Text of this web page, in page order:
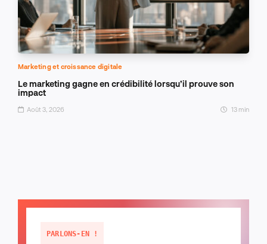
Marketing et croissance digitale
Le marketing gagne en crédibilité lorsqu’il prouve son
impact
Août 3, 2026 13 min
PARLONS-EN !